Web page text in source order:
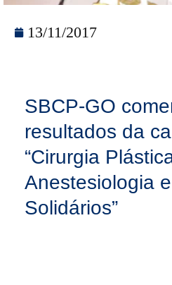
13/11/2017
SBCP-GO
resultados da
“Cirurgia
Anestesiologia
Solidários”